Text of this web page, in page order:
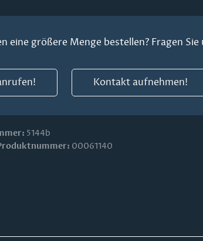
eine größere Menge bestellen? Fragen Sie
Kontakt aufnehmen!
5144b
00061140